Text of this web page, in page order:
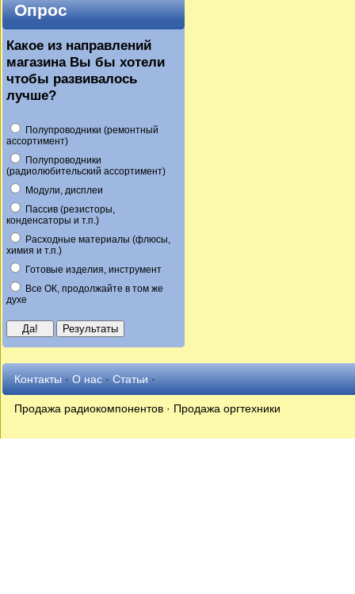
Опрос
Какое из направлений
магазина Вы бы хотели
чтобы развивалось
лучше?
Полупроводники (ремонтный
ассортимент)
Полупроводники
(радиолюбительский ассортимент)
Модули, дисплеи
Пассив (резисторы,
конденсаторы и т.п.)
Расходные материалы (флюсы,
химия и т.п.)
Готовые изделия, инструмент
Все ОК, продолжайте в том же
духе
Контакты·О нас·Статьи·
Продажа радиокомпонентов · Продажа оргтехники